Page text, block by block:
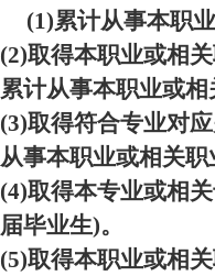
(1)累计从事本职
(2)取得本职业或相
累计从事本职业或
(3)取得符合专业对
从事本职业或相关
(4)取得本专业或相
届毕业生)。
(5)取得本职业或相